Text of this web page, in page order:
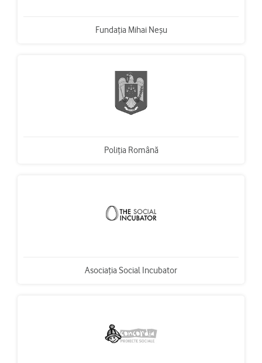
Fundația Mihai Neșu
Poliția Română
Asociația Social Incubator